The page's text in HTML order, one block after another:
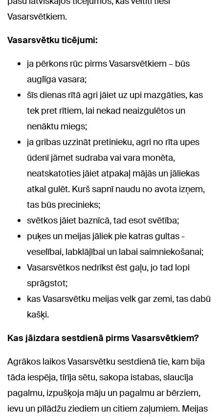
Vasarsvētkiem.
Vasarsvētku ticējumi:
ja pērkons rūc pirms Vasarsvētkiem – būs
auglīga vasara;
šīs dienas rītā agri jāiet uz upi mazgāties, kas
tek pret rītiem, lai nekad neaizgulētos un
nenāktu miegs;
ja gribas uzzināt pretinieku, agri no rīta upes
ūdenī jāmet sudraba vai vara monēta,
neatskatoties jāiet atpakaļ mājās un jāliekas
atkal gulēt. Kurš sapnī naudu no avota izņem,
tas būs precinieks;
svētkos jāiet baznīcā, tad esot svētība;
puķes un meijas jāliek pie katras gultas -
veselībai, labklājībai un labai saimniekošanai;
Vasarsvētkos nedrīkst ēst gaļu, jo tad lopi
sprāgstot;
kas Vasarsvētku meijas velk gar zemi, tas dabū
kašķi.
Kas jāizdara sestdienā pirms Vasarsvētkiem?
Agrākos laikos Vasarsvētku sestdienā tie, kam bija
tāda iespēja, tīrīja sētu, sakopa istabas, slaucīja
pagalmu, izpušķoja māju un pagalmu ar bērziem,
ievu un pīlādžu ziediem un citiem zaļumiem. Meijas